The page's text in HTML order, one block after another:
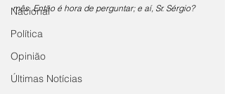
Nacional
Política
Opinião
Últimas Notícias
mês. Então é hora de perguntar; e aí, Sr. Sérgio?